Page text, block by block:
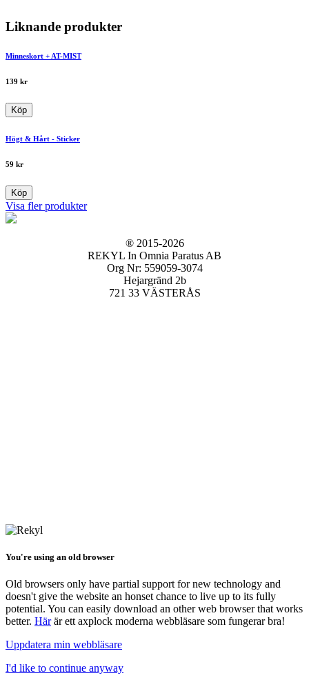
Liknande produkter
Minneskort + AT-MIST
139 kr
Köp
Högt & Hårt - Sticker
59 kr
Köp
Visa fler produkter
® 2015-2026
REKYL In Omnia Paratus AB
Org Nr: 559059-3074
Hejargränd 2b
721 33 VÄSTERÅS
You're using an old browser
Old browsers only have partial support for new technology and
doesn't give the website an honset chance to live up to its fully
potential. You can easily download an other web browser that works
better. Härär ett axplock moderna webbläsare som fungerar bra!
Uppdatera min webbläsare
I'd like to continue anyway